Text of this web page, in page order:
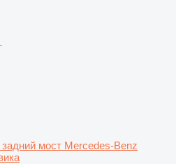
задний мост Mercedes-Benz